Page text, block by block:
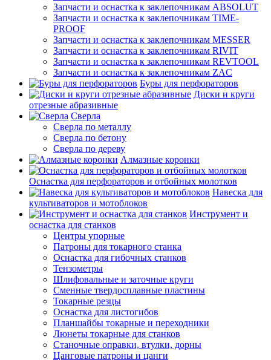
Запчасти и оснастка к заклепочникам ABSOLUT
Запчасти и оснастка к заклепочникам TIME-
PROOF
Запчасти и оснастка к заклепочникам MESSER
Запчасти и оснастка к заклепочникам RIVIT
Запчасти и оснастка к заклепочникам REVTOOL
Запчасти и оснастка к заклепочникам ZAC
Буры для перфораторов
Диски и круги
отрезные абразивные
Сверла
Сверла по металлу
Сверла по бетону
Сверла по дереву
Алмазные коронки
Оснастка для перфораторов и отбойных молотков
Навеска для
культиваторов и мотоблоков
Инструмент и
оснастка для станков
Центры упорные
Патроны для токарного станка
Оснастка для гибочных станков
Тензометры
Шлифовальные и заточные круги
Сменные твердосплавные пластины
Токарные резцы
Оснастка для листогибов
Планшайбы токарные и переходники
Люнеты токарные для станков
Станочные оправки, втулки, дорны
Цанговые патроны и цанги